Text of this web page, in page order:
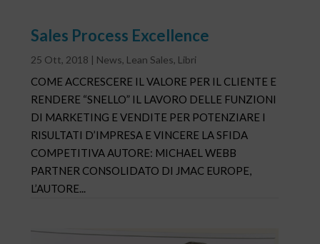
Sales Process Excellence
25 Ott, 2018 | News, Lean Sales, Libri
COME ACCRESCERE IL VALORE PER IL CLIENTE E
RENDERE “SNELLO” IL LAVORO DELLE FUNZIONI
DI MARKETING E VENDITE PER POTENZIARE I
RISULTATI D’IMPRESA E VINCERE LA SFIDA
COMPETITIVA AUTORE: MICHAEL WEBB
PARTNER CONSOLIDATO DI JMAC EUROPE,
L’AUTORE...